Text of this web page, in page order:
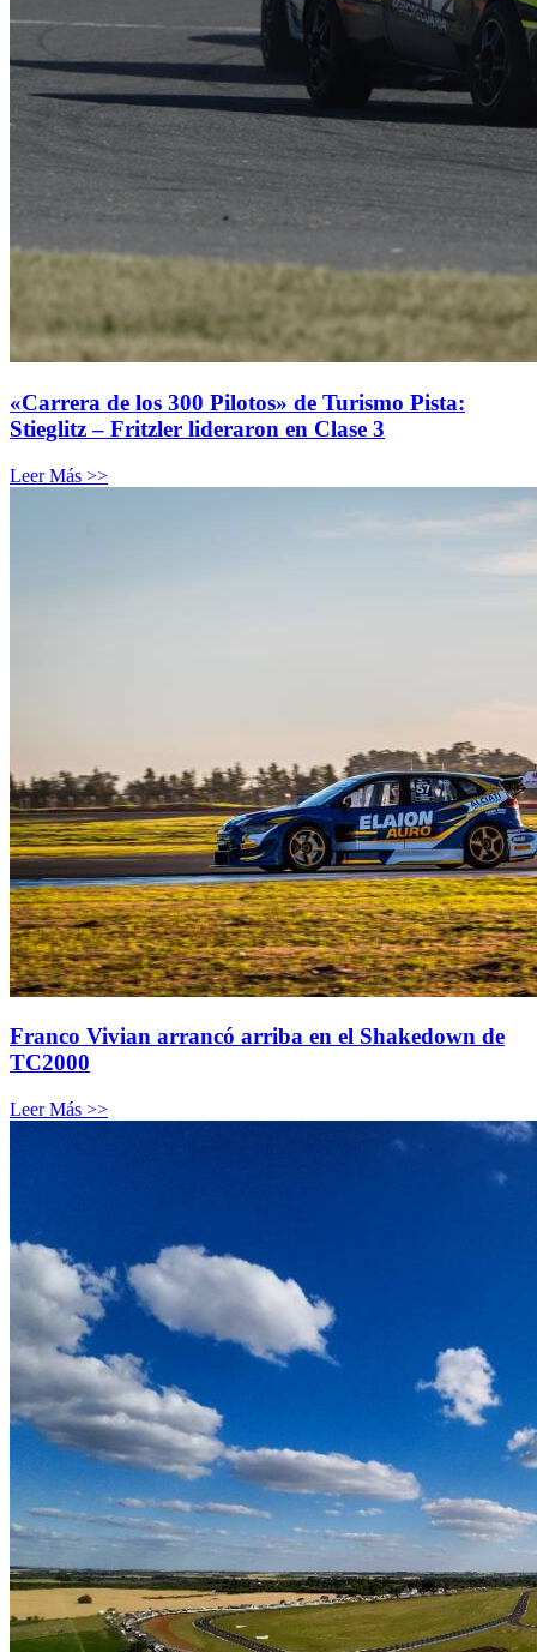
«Carrera de los 300 Pilotos» de Turismo Pista:
Stieglitz – Fritzler lideraron en Clase 3
Leer Más >>
Franco Vivian arrancó arriba en el Shakedown de
TC2000
Leer Más >>